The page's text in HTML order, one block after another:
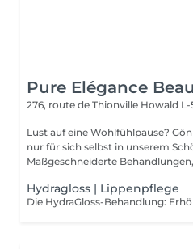
Pure Elégance
276, route de Thionville Howald
Lust auf eine Wohlfühlpause? Gönnen Sie sich einen Moment
nur für sich selbst in unserem
Maßgeschneiderte Behandlungen,
Hydragloss | Lippenpflege